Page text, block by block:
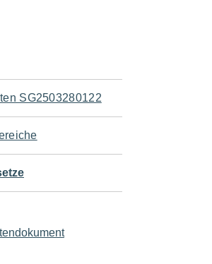
SG2503280122